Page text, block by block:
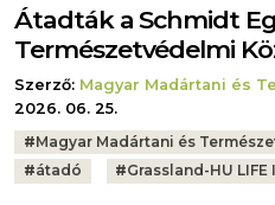
Átadták a Schmidt
Természetvédelmi
Szerző: Magyar Madártani és
2026. 06. 25.
Tags:
#Magyar Madártani és
#átadó #Grassland-HU LIFE